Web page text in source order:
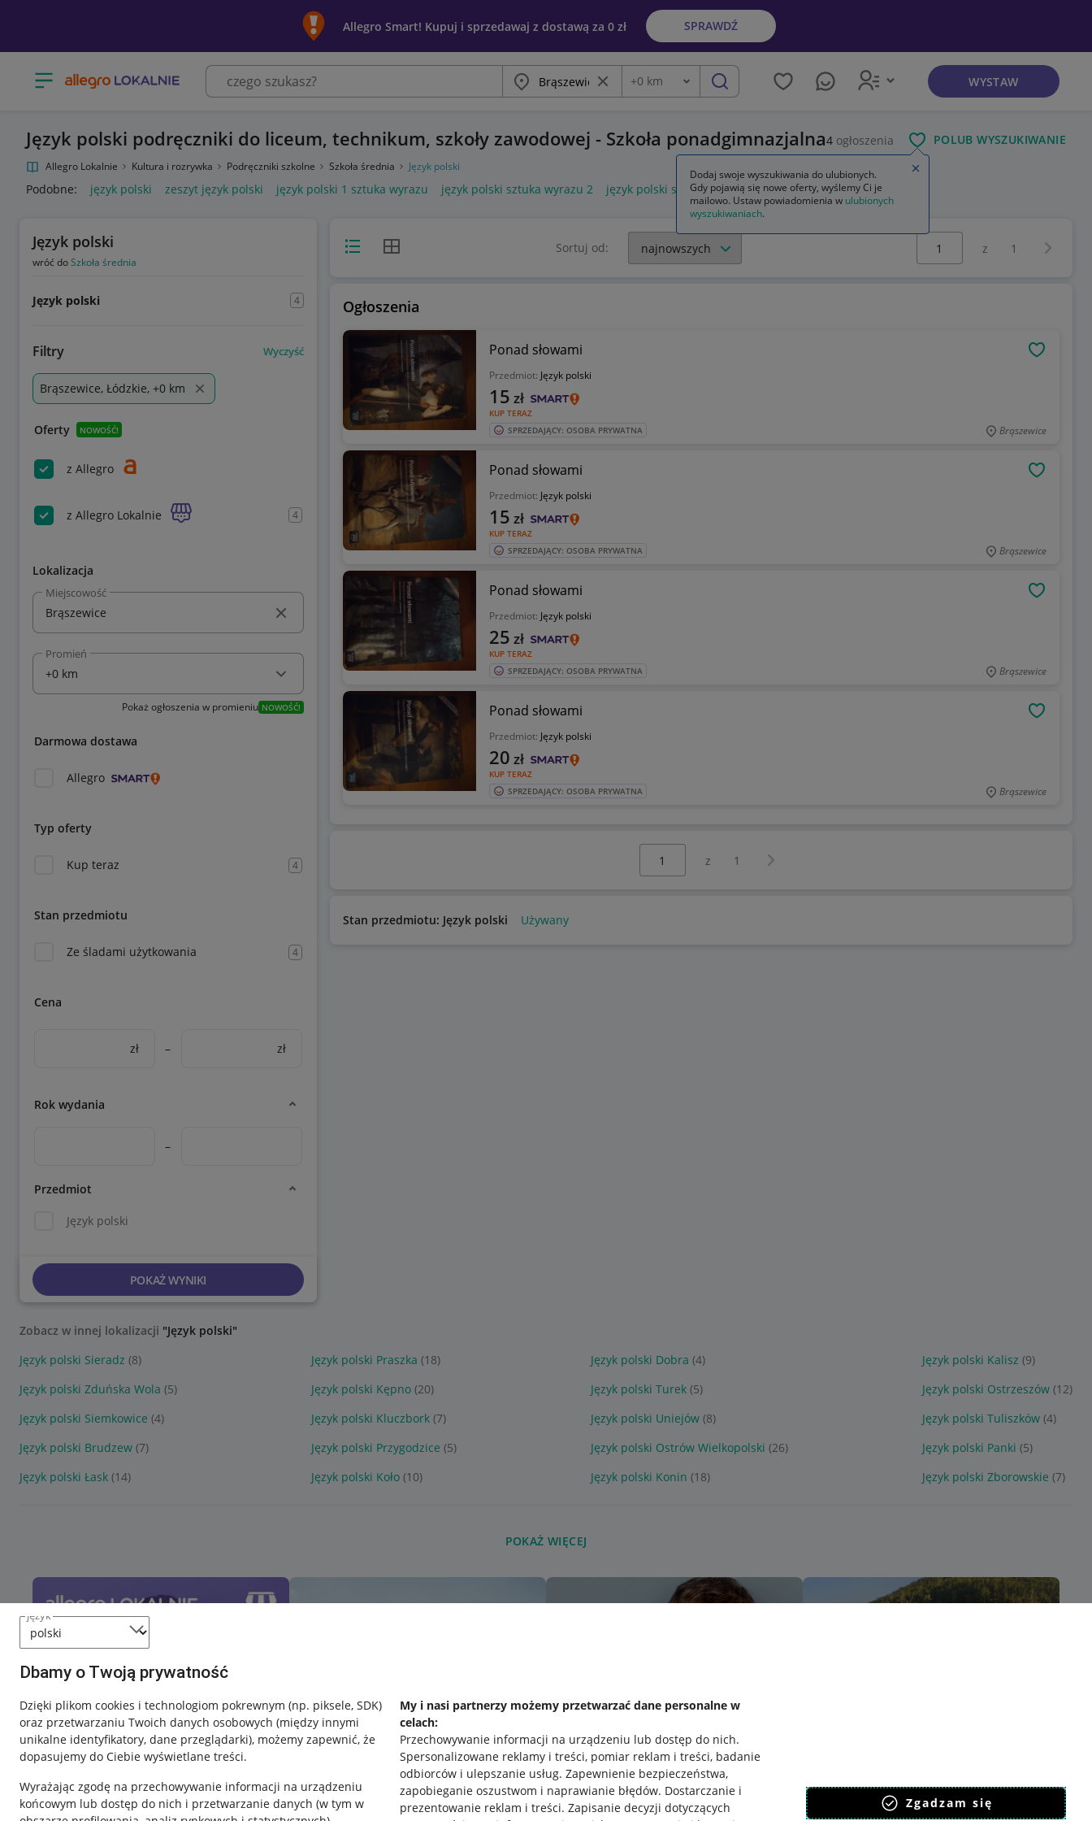
język
Dbamy o Twoją prywatność
Dzięki plikom cookies i technologiom pokrewnym (np. piksele, SDK)
oraz przetwarzaniu Twoich danych osobowych (między innymi
unikalne identyfikatory, dane przeglądarki), możemy zapewnić, że
dopasujemy do Ciebie wyświetlane treści.
Wyrażając zgodę na przechowywanie informacji na urządzeniu
końcowym lub dostęp do nich i przetwarzanie danych (w tym w
My i nasi partnerzy możemy przetwarzać dane personalne w
celach:
Przechowywanie informacji na urządzeniu lub dostęp do nich.
Spersonalizowane reklamy i treści, pomiar reklam i treści, badanie
odbiorców i ulepszanie usług. Zapewnienie bezpieczeństwa,
zapobieganie oszustwom i naprawianie błędów. Dostarczanie i
prezentowanie reklam i treści. Zapisanie decyzji dotyczących
Zgadzam się
Allegro Smart! Kupuj i sprzedawaj z dostawą za 0 zł SPRAWDŹ
Otwórz menu z kategoriami Miasto Wyczyść frazę
Odległość
+0 km szukaj WYSTAW
Język polski podręczniki do liceum, technikum, szkoły zawodowej - Szkoła ponadgimnazjalna4 ogłoszenia POLUB WYSZUKIWANIE
Allegro Lokalnie Kultura i rozrywka Podręczniki szkolne Szkoła średnia Język polski
Podobne: język polski zeszyt język polski język polski 1 sztuka wyrazu język polski sztuka wyrazu 2 język polski sztuka wyrazu 1 część 2
Język polski
wróć doSzkoła średnia
Język polski 4
Filtry Wyczyść
Brąszewice, Łódzkie, +0 km
Oferty NOWOŚĆ!
z Allegro
z Allegro Lokalnie 4
Lokalizacja
Miejscowość
Promień
Pokaż ogłoszenia w promieniu NOWOŚĆ!
Darmowa dostawa
Allegro
Typ oferty
Kup teraz 4
Stan przedmiotu
Ze śladami użytkowania 4
Cena
zł – zł
Rok wydania
–
Przedmiot
Język polski
POKAŻ WYNIKI
Widok listyWidok siatki Sortuj od:
Wybierz stronę:
z 1
Ogłoszenia
Ponad słowami
Przedmiot: Język polski
KUP TERAZ
15 zł
SPRZEDAJĄCY: OSOBA PRYWATNA Brąszewice
Ponad słowami
Przedmiot: Język polski
KUP TERAZ
15 zł
SPRZEDAJĄCY: OSOBA PRYWATNA Brąszewice
Ponad słowami
Przedmiot: Język polski
KUP TERAZ
25 zł
SPRZEDAJĄCY: OSOBA PRYWATNA Brąszewice
Ponad słowami
Przedmiot: Język polski
KUP TERAZ
20 zł
SPRZEDAJĄCY: OSOBA PRYWATNA Brąszewice
z 1 Następna strona
Stan przedmiotu: Język polski Używany
Zobacz w innej lokalizacji "Język polski"
Język polski Sieradz (8) Język polski Praszka (18) Język polski Dobra (4) Język polski Kalisz (9)
Język polski Zduńska Wola (5) Język polski Kępno (20) Język polski Turek (5) Język polski Ostrzeszów (12)
Język polski Siemkowice (4) Język polski Kluczbork (7) Język polski Uniejów (8) Język polski Tuliszków (4)
Język polski Brudzew (7) Język polski Przygodzice (5) Język polski Ostrów Wielkopolski (26) Język polski Panki (5)
Język polski Łask (14) Język polski Koło (10) Język polski Konin (18) Język polski Zborowskie (7)
POKAŻ WIĘCEJ
Dodaj swoje wyszukiwania do ulubionych.
Gdy pojawią się nowe oferty, wyślemy Ci je
mailowo. Ustaw powiadomienia w ulubionych
wyszukiwaniach.
Zamknij wskazówkę